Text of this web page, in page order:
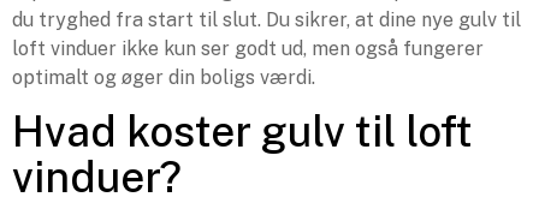
du tryghed fra start til slut. Du sikrer, at dine nye gulv til
loft vinduer ikke kun ser godt ud, men også fungerer
optimalt og øger din boligs værdi.
Hvad koster gulv til loft
vinduer?